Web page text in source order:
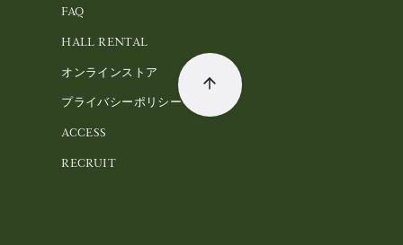
FAQ
HALL RENTAL
オンラインストア
プライバシーポリシー
ACCESS
RECRUIT